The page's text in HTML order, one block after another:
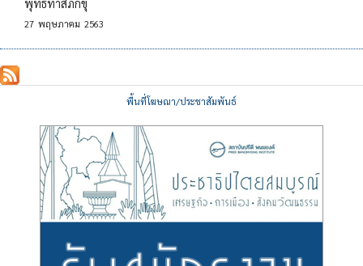
27 พฤษภาคม 2563
พื้นที่โฆษณา/ประชาสัมพันธ์